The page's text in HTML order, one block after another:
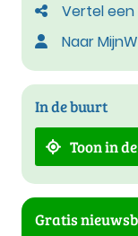
Vertel
Naar
In de buurt
Toon in
Gratis